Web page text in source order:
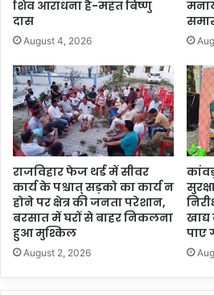
शिव आराधना है-महंत बिष्णु
दास
August 4, 2026
राजविहार फेज थर्ड में सीवर
कार्य के पश्चात् सड़को का कार्य न
होने पर क्षेत्र की जनता परेशान,
बरसात में घरों से बाहर निकलना
हुआ मुश्किल
August 2, 2026
पाए